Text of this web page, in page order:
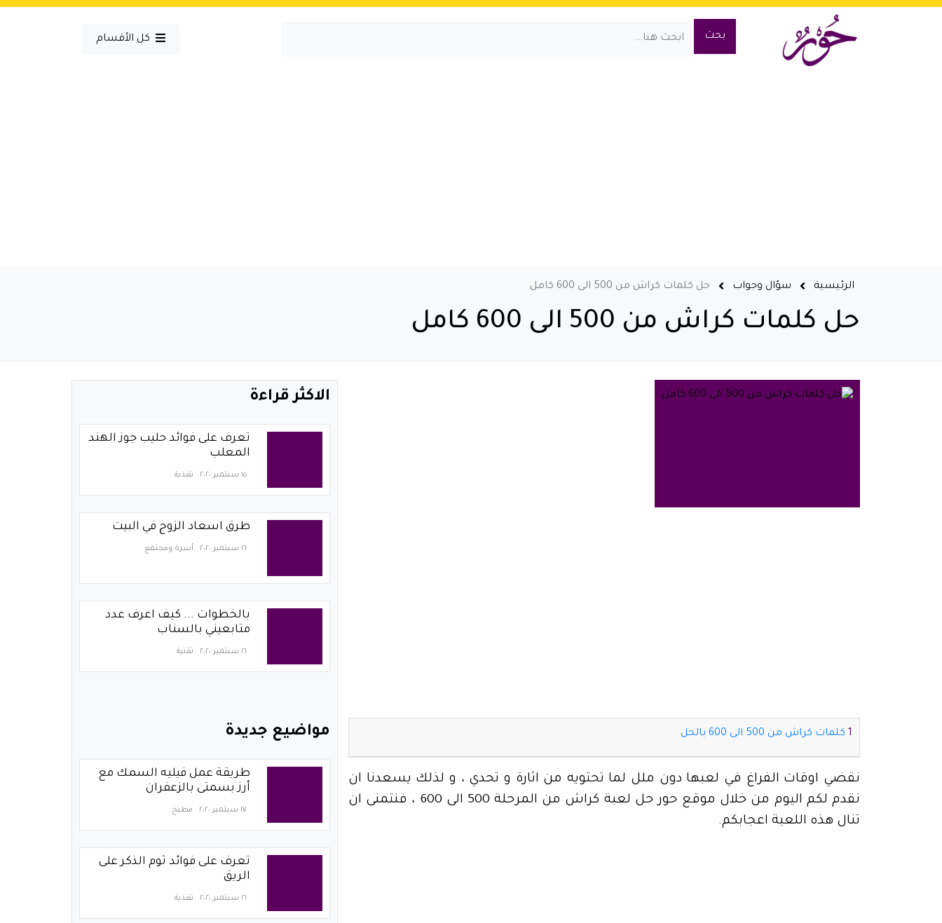
كل الأقسام
الرئيسية سؤال وجواب حل كلمات كراش من 500 الى 600 كامل
حل كلمات كراش من 500 الى 600 كامل
كلمات كراش من 500 الى 600 بالحل
نقضي اوقات الفراغ في لعبها دون ملل لما تحتويه من اثارة و تحدي ، و لذلك يسعدنا ان
نقدم لكم اليوم من خلال موقع حور حل لعبة كراش من المرحلة 500 الى 600 ، فنتمنى ان
تنال هذه اللعبة اعجابكم.
الاكثر قراءة
تعرف على فوائد حليب جوز الهند
المعلب
١٥ سبتمبر ٢٠٢٠ تغذية
طرق اسعاد الزوج في البيت
١٦ سبتمبر ٢٠٢٠ أسرة ومجتمع
بالخطوات ... كيف اعرف عدد
متابعيني بالسناب
١٦ سبتمبر ٢٠٢٠ تقنية
مواضيع جديدة
طريقة عمل فيليه السمك مع
أرز بسمتى بالزعفران
١٧ سبتمبر ٢٠٢٠ مطبخ
تعرف على فوائد ثوم الذكر على
الريق
١٦ سبتمبر ٢٠٢٠ تغذية